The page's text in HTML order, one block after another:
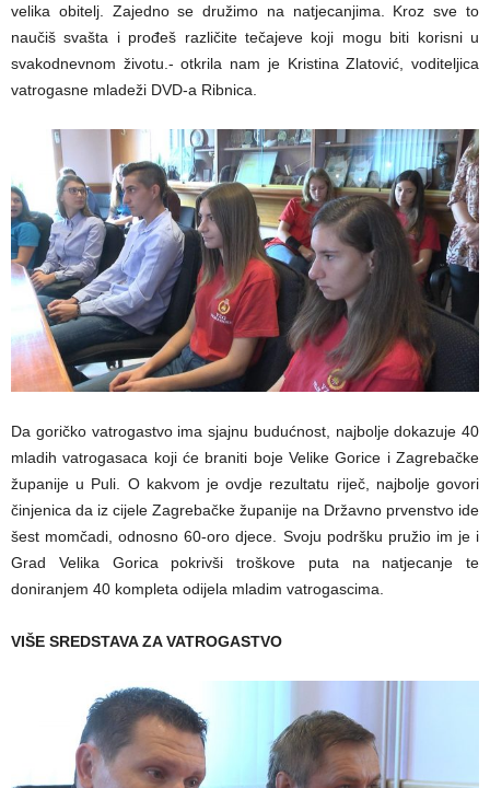
velika obitelj. Zajedno se družimo na natjecanjima. Kroz sve to
naučiš svašta i prođeš različite tečajeve koji mogu biti korisni u
svakodnevnom životu.- otkrila nam je Kristina Zlatović, voditeljica
vatrogasne mladeži DVD-a Ribnica.
Da goričko vatrogastvo ima sjajnu budućnost, najbolje dokazuje 40
mladih vatrogasaca koji će braniti boje Velike Gorice i Zagrebačke
županije u Puli. O kakvom je ovdje rezultatu riječ, najbolje govori
činjenica da iz cijele Zagrebačke županije na Državno prvenstvo ide
šest momčadi, odnosno 60-oro djece. Svoju podršku pružio im je i
Grad Velika Gorica pokrivši troškove puta na natjecanje te
doniranjem 40 kompleta odijela mladim vatrogascima.
VIŠE SREDSTAVA ZA VATROGASTVO